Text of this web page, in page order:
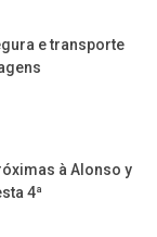
e transporte
à Alonso y
4ª